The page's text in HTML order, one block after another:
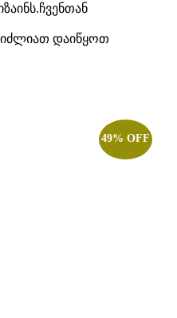
დაიწყოთ
49% OFF